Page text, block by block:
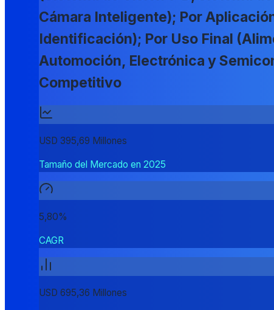
Cámara Inteligente); Por
Identificación); Por Uso Final
Automoción, Electrónica y
Competitivo
USD 395,69 Millones
Tamaño del Mercado en 2025
5,80%
CAGR
USD 695,36 Millones